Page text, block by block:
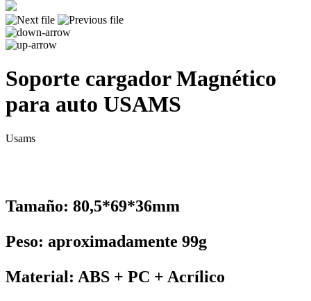
Soporte cargador Magnético
para auto USAMS
Usams
Tamaño: 80,5*69*36mm
Peso: aproximadamente 99g
Material: ABS + PC + Acrílico